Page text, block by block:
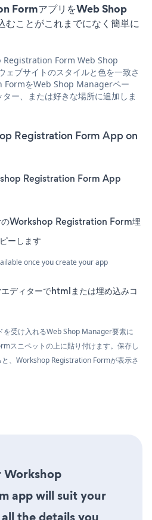
FormアプリをWeb Shop
ことがこれまでになく簡単に
Registration Form Web Shop
ブサイトのスタイルと色を一致さ
をWeb Shop Managerペー
ー、または好きな場所に追加しま
Registration Form App on
Registration Form App
Workshop Registration Form埋
ーします
once you create your app
ィターでhtmlまたは埋め込みコ
を受け入れるWeb Shop Manager要素に
スニペットの上に貼り付けます。保存し
、Workshop Registration Formが表示さ
Workshop
app will suit your